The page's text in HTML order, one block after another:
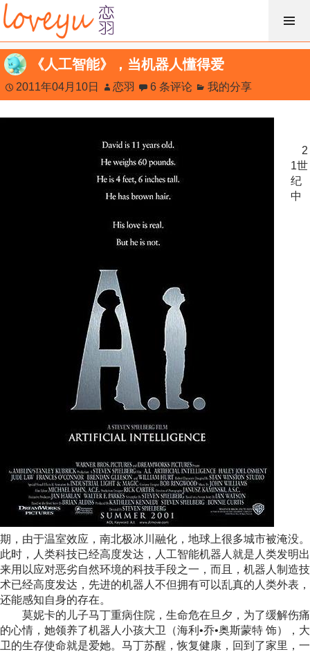
跳
过
内
容
《人工智能》，当机器人懂得爱
2011年04月10日 恋羽 6 条评论 我的分享
2
1世
纪
中
期，由于温室效应，南北极冰川融化，地球上很多城市被淹没。
此时，人类科技已经高度发达，人工智能机器人就是人类发明出
来用以应对恶劣自然环境的科技手段之一，而且，机器人制造技
术已经高度发达，先进的机器人不但拥有可以乱真的人类外表，
还能感知自身的存在。
莫妮卡的儿子马丁重病住院，生命危在旦夕，为了缓解伤痛
的心情，她领养了机器人小孩大卫（海利•乔•奥斯蒙特 饰），大
卫的生存使命就是爱她。马丁苏醒，恢复健康，回到了家里，一